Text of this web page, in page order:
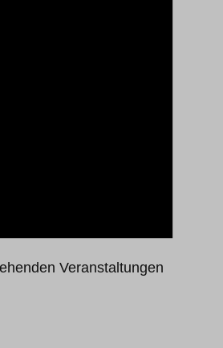
Veranstaltungen